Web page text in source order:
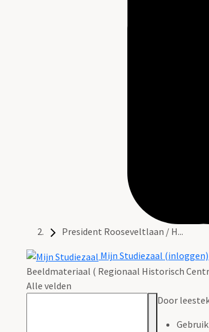
President Rooseveltlaan / H...
Mijn Studiezaal (inloggen)
Beeldmateriaal ( Regionaal Historisch
Alle velden
Door